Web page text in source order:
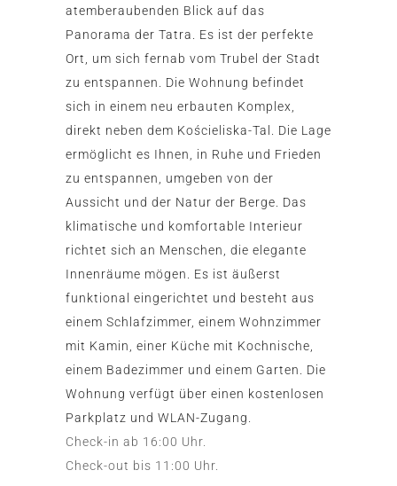
atemberaubenden Blick auf das
Panorama der Tatra. Es ist der perfekte
Ort, um sich fernab vom Trubel der Stadt
zu entspannen. Die Wohnung befindet
sich in einem neu erbauten Komplex,
direkt neben dem Kościeliska-Tal. Die Lage
ermöglicht es Ihnen, in Ruhe und Frieden
zu entspannen, umgeben von der
Aussicht und der Natur der Berge. Das
klimatische und komfortable Interieur
richtet sich an Menschen, die elegante
Innenräume mögen. Es ist äußerst
funktional eingerichtet und besteht aus
einem Schlafzimmer, einem Wohnzimmer
mit Kamin, einer Küche mit Kochnische,
einem Badezimmer und einem Garten. Die
Wohnung verfügt über einen kostenlosen
Parkplatz und WLAN-Zugang.
Check-in ab 16:00 Uhr.
Check-out bis 11:00 Uhr.